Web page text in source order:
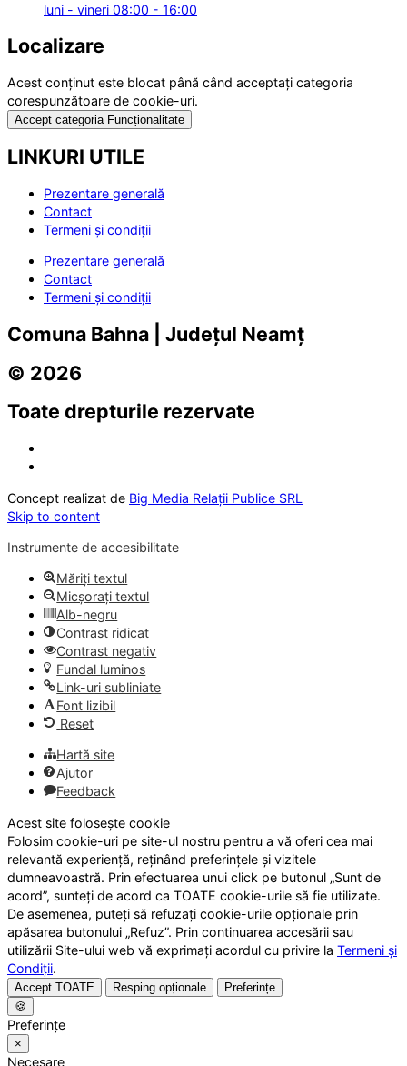
luni - vineri 08:00 - 16:00
Localizare
Acest conținut este blocat până când acceptați categoria
corespunzătoare de cookie-uri.
Accept categoria Funcționalitate
LINKURI UTILE
Prezentare generală
Contact
Termeni și condiții
Prezentare generală
Contact
Termeni și condiții
Comuna Bahna | Județul Neamț
© 2026
Toate drepturile rezervate
Concept realizat de Big Media Relații Publice SRL
Skip to content
Instrumente de accesibilitate
Măriți textul
Micșorați textul
Alb-negru
Contrast ridicat
Contrast negativ
Fundal luminos
Link-uri subliniate
Font lizibil
Reset
Hartă site
Ajutor
Feedback
Acest site folosește cookie
Folosim cookie-uri pe site-ul nostru pentru a vă oferi cea mai
relevantă experiență, reținând preferințele și vizitele
dumneavoastră. Prin efectuarea unui click pe butonul „Sunt de
acord”, sunteți de acord ca TOATE cookie-urile să fie utilizate.
De asemenea, puteți să refuzați cookie-urile opționale prin
apăsarea butonului „Refuz”. Prin continuarea accesării sau
utilizării Site-ului web vă exprimați acordul cu privire la Termeni și
Condiții.
Accept TOATE Resping opționale
Preferințe
🍪
Preferințe
×
Necesare